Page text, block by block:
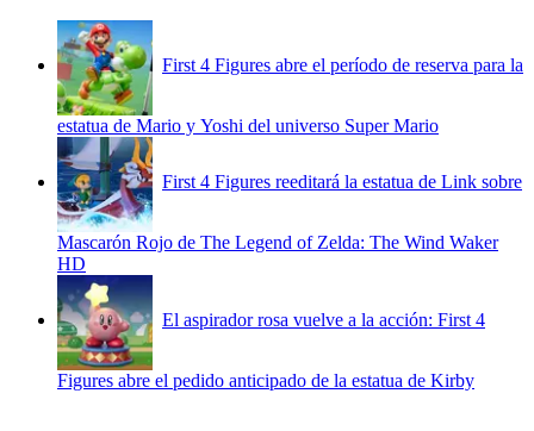
First 4 Figures abre el período de reserva para la
estatua de Mario y Yoshi del universo Super Mario
First 4 Figures reeditará la estatua de Link sobre
Mascarón Rojo de The Legend of Zelda: The Wind Waker
HD
El aspirador rosa vuelve a la acción: First 4
Figures abre el pedido anticipado de la estatua de Kirby